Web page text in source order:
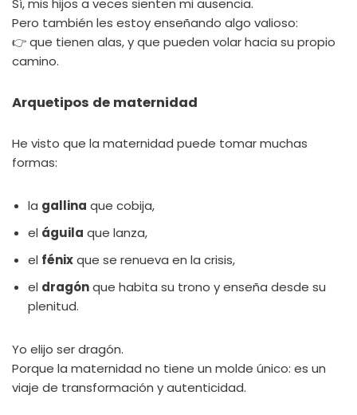
Pero también les estoy enseñando algo valioso:
👉 que tienen alas, y que pueden volar hacia su propio
camino.
Arquetipos de maternidad
He visto que la maternidad puede tomar muchas
formas:
la gallina que cobija,
el águila que lanza,
el fénixque se renueva en la crisis,
el dragónque habita su trono y enseña desde su
plenitud.
Yo elijo ser dragón.
Porque la maternidad no tiene un molde único: es un
viaje de transformación y autenticidad.